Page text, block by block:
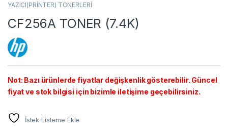
YAZICI(PRİNTER) TONERLERİ
CF256A TONER (7.4K)
Not: Bazı ürünlerde fiyatlar değişkenlik gösterebilir. Güncel
fiyat ve stok bilgisi için bizimle iletişime geçebilirsiniz.
İstek Listeme Ekle